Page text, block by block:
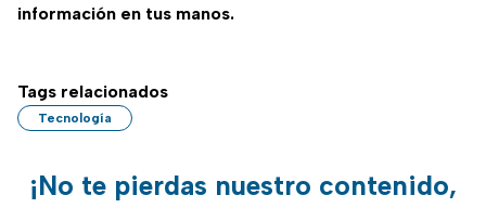
información en tus manos.
Tags relacionados
Tecnología
¡No te pierdas nuestro contenido,